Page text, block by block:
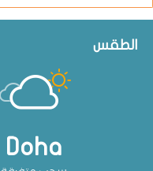
الطقس
Doha